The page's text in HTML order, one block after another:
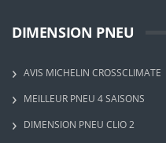
DIMENSION PNEU
AVIS MICHELIN CROSSCLIMATE
MEILLEUR PNEU 4 SAISONS
DIMENSION PNEU CLIO 2